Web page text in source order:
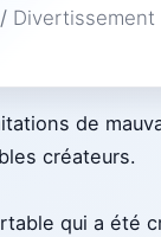
/ Divertissement
de
créateurs.
qui a été